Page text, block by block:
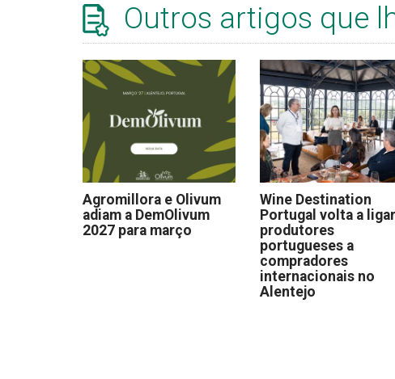
Outros artigos que
Agromillora e Olivum
adiam a DemOlivum
2027 para março
Wine Destination
Portugal volta a ligar
produtores
portugueses a
compradores
internacionais no
Alentejo